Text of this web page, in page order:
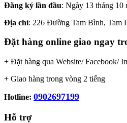
Đăng ký lần đầu: Ngày 13 tháng 10
Địa chỉ: 226 Đường Tam Bình, Tam
Đặt hàng online giao ngay
+ Đặt hàng qua Website/ Facebook/
+ Giao hàng trong vòng 2 tiếng
Hotline: 0902697199
Hỗ trợ